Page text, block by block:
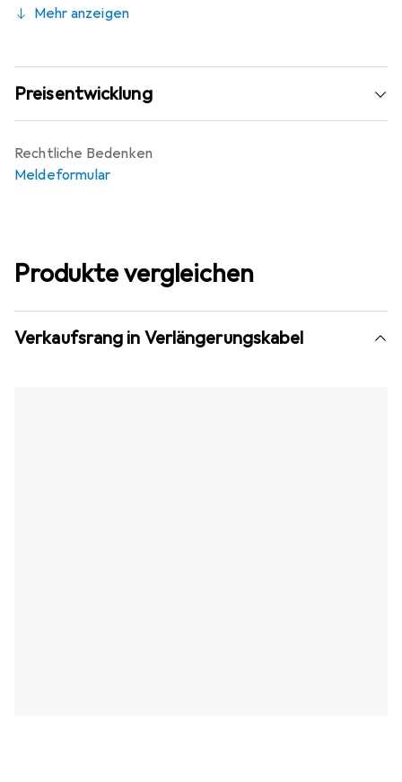
Mehr anzeigen
Preisentwicklung
Rechtliche Bedenken
Meldeformular
Produkte vergleichen
Verkaufsrang in Verlängerungskabel